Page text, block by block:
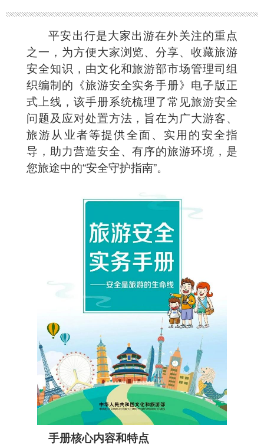
平安出行是大家出游在外关注的重点
之一，为方便大家浏览、分享、收藏旅游
安全知识，由文化和旅游部市场管理司组
织编制的《旅游安全实务手册》电子版正
式上线，该手册系统梳理了常见旅游安全
问题及应对处置方法，旨在为广大游客、
旅游从业者等提供全面、实用的安全指
导，助力营造安全、有序的旅游环境，是
您旅途中的“安全守护指南”。
手册核心内容和特点